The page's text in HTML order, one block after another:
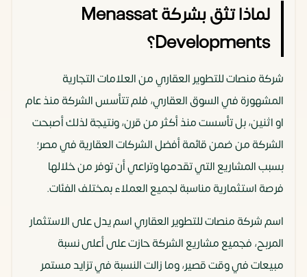
لماذا تثق بشركة Menassat
Developments؟
شركة منصات للتطوير العقاري من العلامات التجارية
المشهورة في السوق العقاري، فلم تتأسس الشركة منذ عام
او اثنين، بل تأسست منذ أكثر من قرن، ونتيجة لذلك أصبحت
الشركة من ضمن قائمة أفضل الشركات العقارية في مصر؛
بسبب المشاريع التي تقدمها وتراعي أن توفر من خلالها
فرصة استثمارية مناسبة لجميع العملاء بمختلف الفئات.
اسم شركة منصات للتطوير العقاري اسم يدل على الاستثمار
المربح، فجميع مشاريع الشركة حازت على أعلى نسبة
مبيعات في وقت قصير، وما زالت النسبة في تزايد مستمر